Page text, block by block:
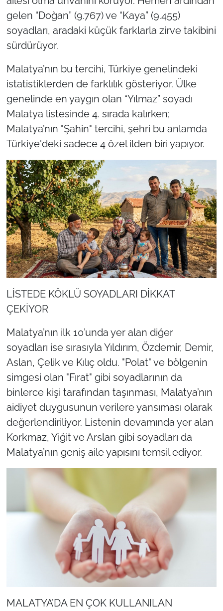
gelen “Doğan” (9.767) ve “Kaya” (9.455)
soyadları, aradaki küçük farklarla zirve takibini
sürdürüyor.
Malatya’nın bu tercihi, Türkiye genelindeki
istatistiklerden de farklılık gösteriyor. Ülke
genelinde en yaygın olan “Yılmaz” soyadı
Malatya listesinde 4. sırada kalırken;
Malatya’nın "Şahin" tercihi, şehri bu anlamda
Türkiye'deki sadece 4 özel ilden biri yapıyor.
LİSTEDE KÖKLÜ SOYADLARI DİKKAT
ÇEKİYOR
Malatya’nın ilk 10’unda yer alan diğer
soyadları ise sırasıyla Yıldırım, Özdemir, Demir,
Aslan, Çelik ve Kılıç oldu. "Polat" ve bölgenin
simgesi olan "Fırat" gibi soyadlarının da
binlerce kişi tarafından taşınması, Malatya’nın
aidiyet duygusunun verilere yansıması olarak
değerlendiriliyor. Listenin devamında yer alan
Korkmaz, Yiğit ve Arslan gibi soyadları da
Malatya’nın geniş aile yapısını temsil ediyor.
MALATYA’DA EN ÇOK KULLANILAN